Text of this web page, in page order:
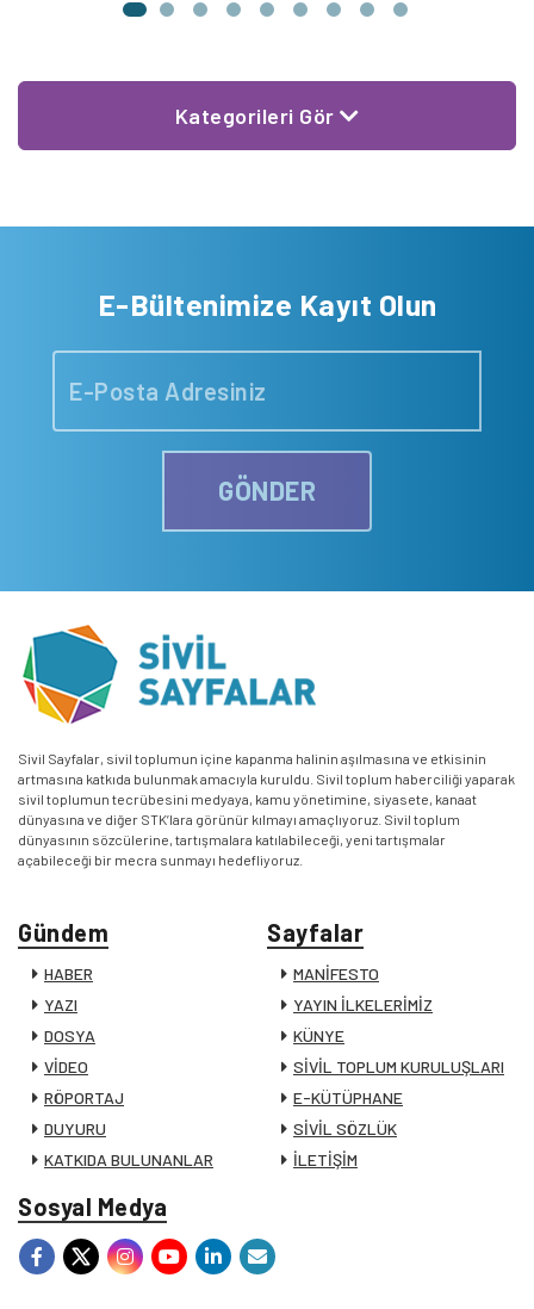
Kategorileri Gör
E-Bültenimize Kayıt Olun
GÖNDER
Sivil Sayfalar, sivil toplumun içine kapanma halinin aşılmasına ve etkisinin
artmasına katkıda bulunmak amacıyla kuruldu. Sivil toplum haberciliği yaparak
sivil toplumun tecrübesini medyaya, kamu yönetimine, siyasete, kanaat
dünyasına ve diğer STK’lara görünür kılmayı amaçlıyoruz. Sivil toplum
dünyasının sözcülerine, tartışmalara katılabileceği, yeni tartışmalar
açabileceği bir mecra sunmayı hedefliyoruz.
Gündem
HABER
YAZI
DOSYA
VİDEO
RÖPORTAJ
DUYURU
KATKIDA BULUNANLAR
Sayfalar
MANİFESTO
YAYIN İLKELERİMİZ
KÜNYE
SİVİL TOPLUM KURULUŞLARI
E-KÜTÜPHANE
SİVİL SÖZLÜK
İLETİŞİM
Sosyal Medya